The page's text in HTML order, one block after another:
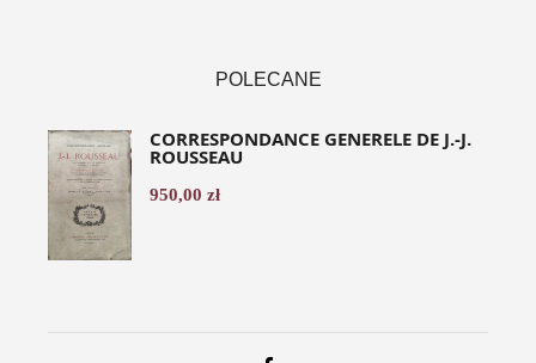
POLECANE
CORRESPONDANCE GENERELE DE J.-J.
ROUSSEAU
950,00 zł